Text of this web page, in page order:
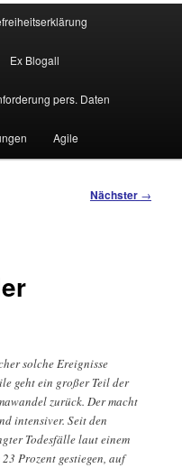
Ex Blogall
pers. Daten
Agile
Nächster →
solche Ereignisse
geht ein großer Teil der
zurück. Der macht
intensiver. Seit den
Todesfälle laut einem
Prozent gestiegen, auf